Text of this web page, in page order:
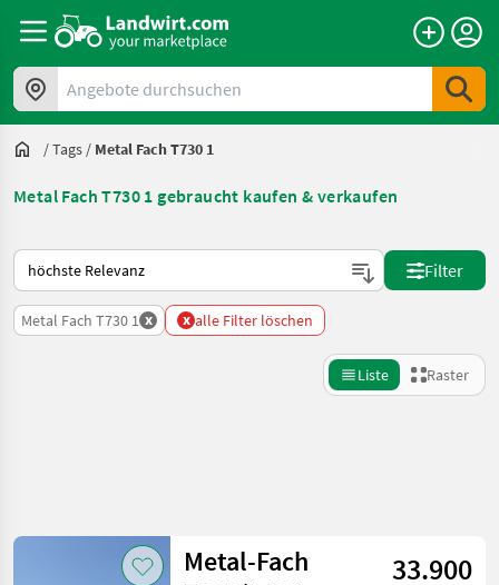
Angebote durchsuchen
/Tags / Metal Fach T730 1
Metal Fach T730 1 gebraucht kaufen & verkaufen
So wird auf Landwirt.com sortiert
Filter
Metal Fach T730 1 x x alle Filter löschen
Liste Raster
Kategorie 2 Land Filter
Metal-Fach
33.900